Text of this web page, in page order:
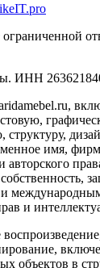
IT.pro
ИНН
имя,
авторского
и
и
объектов в